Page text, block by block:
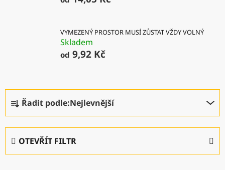
VYMEZENÝ PROSTOR MUSÍ ZŮSTAT VŽDY VOLNÝ
Skladem
od 9,92 Kč
Ř
z
Řadit podle:Nejlevnější
OTEVŘÍT FILTR